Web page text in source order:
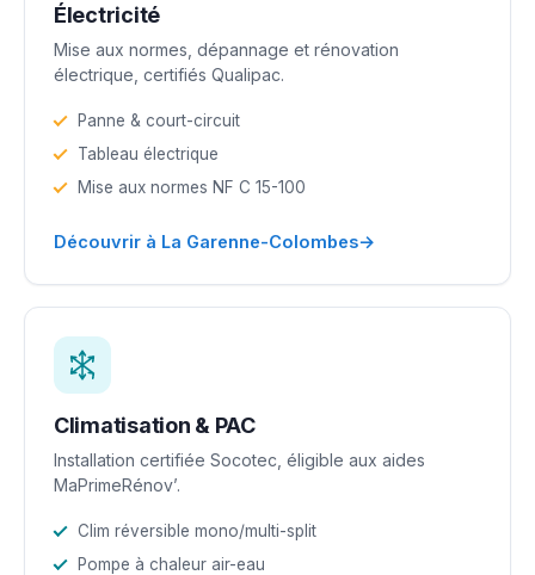
Électricité
Mise aux normes, dépannage et rénovation
électrique, certifiés Qualipac.
Panne & court-circuit
Tableau électrique
Mise aux normes NF C 15-100
Découvrir à La Garenne-Colombes→
Climatisation & PAC
Installation certifiée Socotec, éligible aux aides
MaPrimeRénov’.
Clim réversible mono/multi-split
Pompe à chaleur air-eau